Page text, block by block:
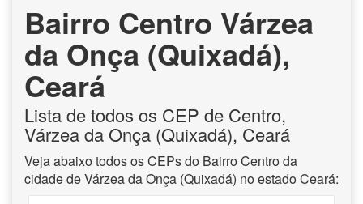
Bairro Centro Várzea
da Onça (Quixadá),
Ceará
Lista de todos os CEP de Centro,
Várzea da Onça (Quixadá), Ceará
Veja abaixo todos os CEPs do Bairro Centro da
cidade de Várzea da Onça (Quixadá) no estado Ceará: